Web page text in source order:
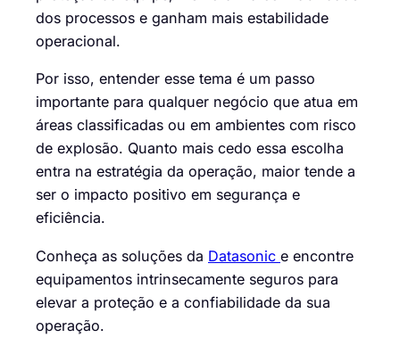
dos processos e ganham mais estabilidade
operacional.
Por isso, entender esse tema é um passo
importante para qualquer negócio que atua em
áreas classificadas ou em ambientes com risco
de explosão. Quanto mais cedo essa escolha
entra na estratégia da operação, maior tende a
ser o impacto positivo em segurança e
eficiência.
Conheça as soluções da Datasonic e encontre
equipamentos intrinsecamente seguros para
elevar a proteção e a confiabilidade da sua
operação.